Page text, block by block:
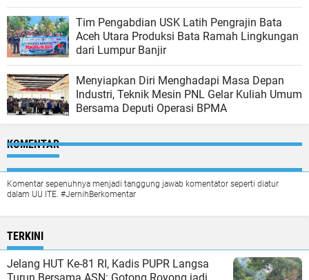
Tim Pengabdian USK Latih Pengrajin Bata
Aceh Utara Produksi Bata Ramah Lingkungan
dari Lumpur Banjir
Menyiapkan Diri Menghadapi Masa Depan
Industri, Teknik Mesin PNL Gelar Kuliah Umum
Bersama Deputi Operasi BPMA
KOMENTAR
Komentar sepenuhnya menjadi tanggung jawab komentator seperti diatur
dalam UU ITE. #JernihBerkomentar
TERKINI
Jelang HUT Ke-81 RI, Kadis PUPR Langsa